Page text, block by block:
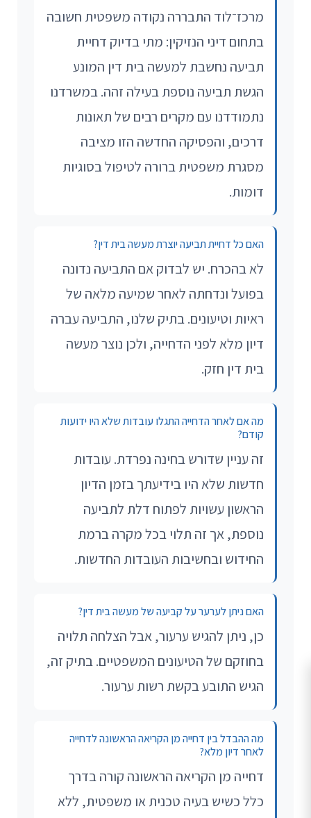
מרכז־לוד התבררה נקודה משפטית חשובה
בתחום דיני הנזיקין: מתי בדיוק דחיית
תביעה נחשבת למעשה בית דין המונע
הגשת תביעה נוספת בעילה זהה. במשרדנו
נתמודדנו עם מקרים רבים של תאונות
דרכים, והפסיקה החדשה הזו מציבה
מסגרת משפטית ברורה לטיפול בסוגיות
דומות.
האם כל דחיית תביעה יוצרת מעשה בית דין?
לא בהכרח. יש לבדוק אם התביעה נדונה
בפועל ונדחתה לאחר שמיעה מלאה של
ראיות וטיעונים. בתיק שלנו, התביעה עברה
דיון מלא לפני הדחייה, ולכן נוצר מעשה
בית דין חזק.
מה אם לאחר הדחייה התגלו עובדות שלא היו ידועות
קודם?
זה עניין שדורש בחינה נפרדת. עובדות
חדשות שלא היו בידיעתך בזמן הדיון
הראשון עשויות לפתוח דלת לתביעה
נוספת, אך זה תלוי בכל מקרה ברמת
החידוש ובחשיבות העובדות החדשות.
האם ניתן לערער על קביעה של מעשה בית דין?
כן, ניתן להגיש ערעור, אבל הצלחה תלויה
בחוזקם של הטיעונים המשפטיים. בתיק זה,
הגיש התובע בקשת רשות ערעור.
מה ההבדל בין דחייה מן הקריאה הראשונה לדחייה
לאחר דיון מלא?
דחייה מן הקריאה הראשונה קורה בדרך
כלל כשיש בעיה טכנית או משפטית, ללא